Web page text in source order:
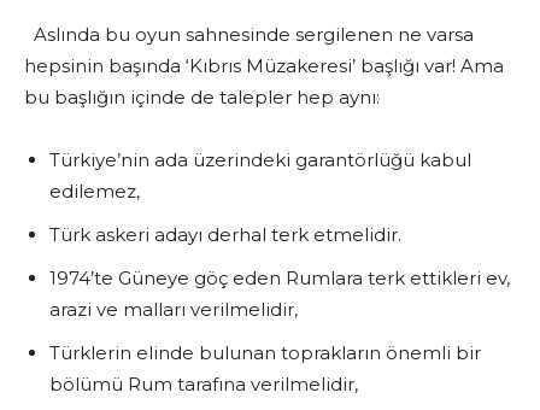
Aslında bu oyun sahnesinde sergilenen ne varsa
hepsinin başında ‘Kıbrıs Müzakeresi’ başlığı var! Ama
bu başlığın içinde de talepler hep aynı:
Türkiye’nin ada üzerindeki garantörlüğü kabul
edilemez,
Türk askeri adayı derhal terk etmelidir.
1974’te Güneye göç eden Rumlara terk ettikleri ev,
arazi ve malları verilmelidir,
Türklerin elinde bulunan toprakların önemli bir
bölümü Rum tarafına verilmelidir,